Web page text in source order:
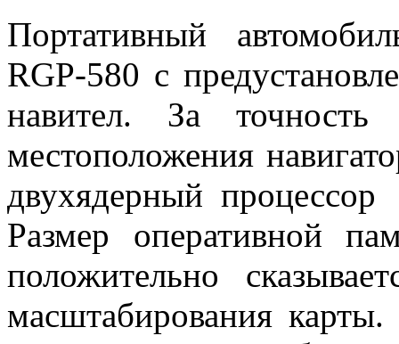
Портативный
RGP-580 c
навител. За
местоположения
двухядерный
Размер оперативной
положительно
масштабирования